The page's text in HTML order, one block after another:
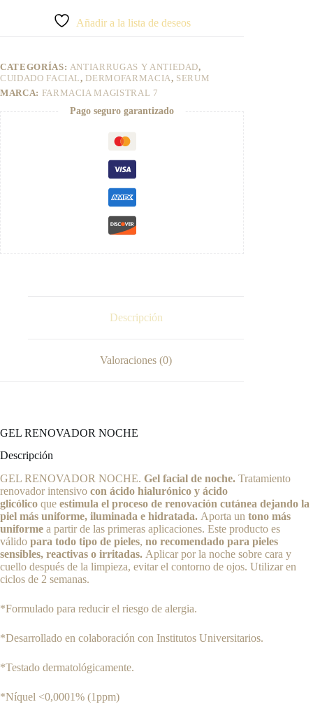
a
t
i
Añadir a la lista de deseos
CATEGORÍAS: ANTIARRUGAS Y ANTIEDAD,
CUIDADO FACIAL, DERMOFARMACIA, SERUM
MARCA: FARMACIA MAGISTRAL 7
Pago seguro garantizado
Descripción
Valoraciones (0)
GEL RENOVADOR NOCHE
Descripción
GEL RENOVADOR NOCHE. Gel facial de noche. Tratamiento
renovador intensivo con ácido hialurónico y ácido
glicólico que estimula el proceso de renovación cutánea dejando la
piel más uniforme, iluminada e hidratada. Aporta un tono más
uniforme a partir de las primeras aplicaciones. Este producto es
válido para todo tipo de pieles, no recomendado para pieles
sensibles, reactivas o irritadas. Aplicar por la noche sobre cara y
cuello después de la limpieza, evitar el contorno de ojos. Utilizar en
ciclos de 2 semanas.
*Formulado para reducir el riesgo de alergia.
*Desarrollado en colaboración con Institutos Universitarios.
*Testado dermatológicamente.
*Níquel <0,0001% (1ppm)